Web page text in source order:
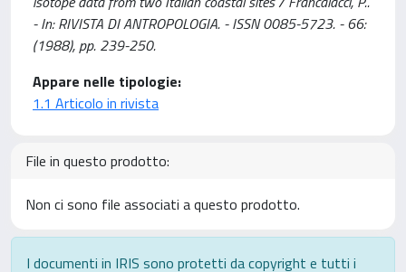
- In: RIVISTA DI ANTROPOLOGIA. - ISSN 0085-5723. - 66:
(1988), pp. 239-250.
Appare nelle tipologie:
1.1 Articolo in rivista
File in questo prodotto:
Non ci sono file associati a questo prodotto.
I documenti in IRIS sono protetti da copyright e tutti i